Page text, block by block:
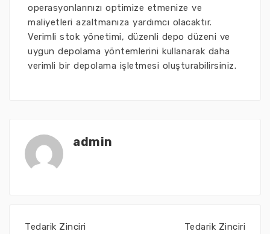
operasyonlarınızı optimize etmenize ve
maliyetleri azaltmanıza yardımcı olacaktır.
Verimli stok yönetimi, düzenli depo düzeni ve
uygun depolama yöntemlerini kullanarak daha
verimli bir depolama işletmesi oluşturabilirsiniz.
admin
Tedarik Zinciri
Tedarik Zinciri